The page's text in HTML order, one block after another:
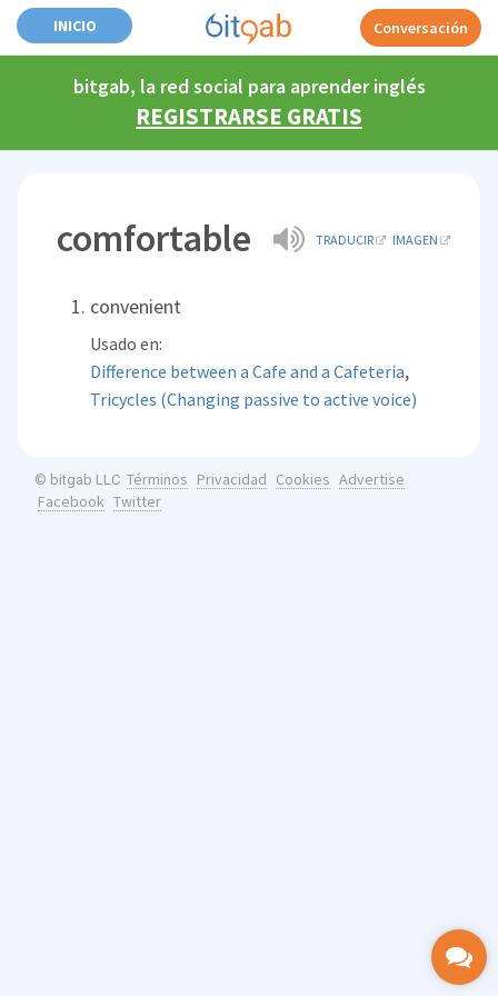
INICIO Conversación
bitgab, la red social para aprender inglés
REGISTRARSE GRATIS
comfortable TRADUCIR IMAGEN
convenient
Usado en:
Difference between a Cafe and a Cafeteria,
Tricycles (Changing passive to active voice)
© bitgab LLC Términos Privacidad Cookies Advertise
Facebook Twitter